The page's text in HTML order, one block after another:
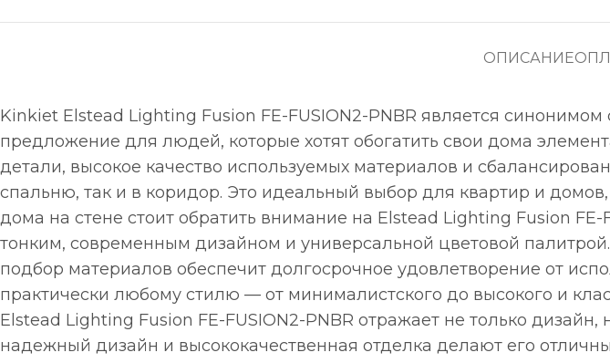
ОПИСАНИЕ
Kinkiet Elstead Lighting Fusion FE-FUSION2-PNBR является
предложение для людей, которые хотят обогатить свои дома
детали, высокое качество используемых материалов и
спальню, так и в коридор. Это идеальный выбор для квартир и
дома на стене стоит обратить внимание на Elstead Lighting Fusion
тонким, современным дизайном и универсальной цветовой
подбор материалов обеспечит долгосрочное удовлетворение от
практически любому стилю — от минималистского до высокого и
Elstead Lighting Fusion FE-FUSION2-PNBR отражает не только
надежный дизайн и высококачественная отделка делают его